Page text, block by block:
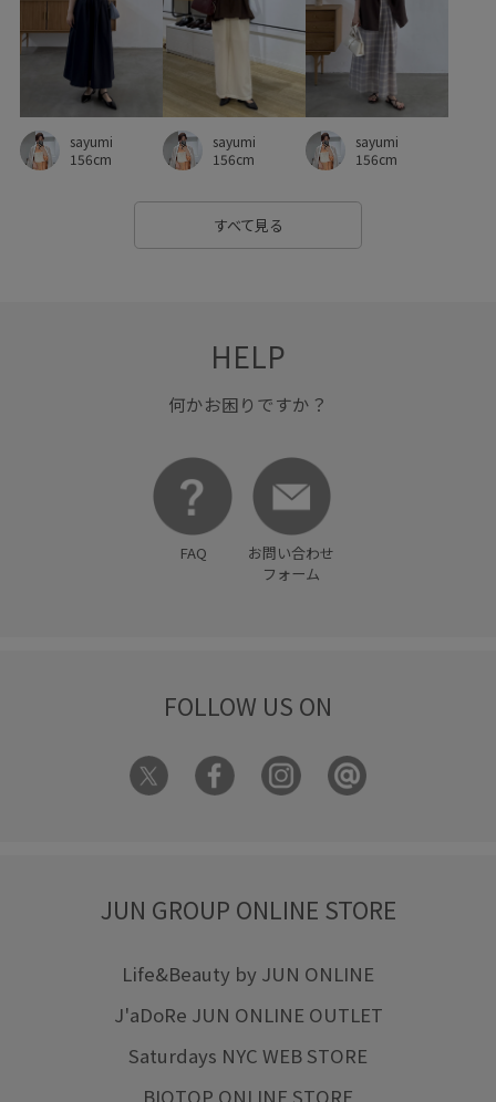
sayumi
156cm
sayumi
156cm
sayumi
156cm
すべて見る
HELP
何かお困りですか？
FAQ
お問い合わせ
フォーム
FOLLOW US ON
JUN GROUP ONLINE STORE
Life&Beauty by JUN ONLINE
J'aDoRe JUN ONLINE OUTLET
Saturdays NYC WEB STORE
BIOTOP ONLINE STORE